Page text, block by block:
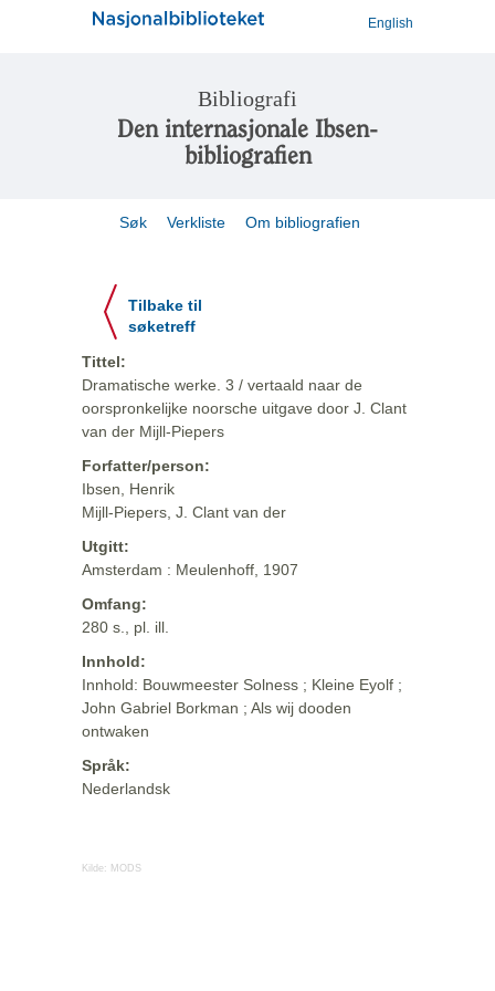
English
Bibliografi
Den internasjonale Ibsen-
bibliografien
Søk Verkliste Om bibliografien
Tilbake til
søketreff
Tittel:
Dramatische werke. 3 / vertaald naar de
oorspronkelijke noorsche uitgave door J. Clant
van der Mijll-Piepers
Forfatter/person:
Ibsen, Henrik
Mijll-Piepers, J. Clant van der
Utgitt:
Amsterdam : Meulenhoff, 1907
Omfang:
280 s., pl. ill.
Innhold:
Innhold: Bouwmeester Solness ; Kleine Eyolf ;
John Gabriel Borkman ; Als wij dooden
ontwaken
Språk:
Nederlandsk
Kilde: MODS